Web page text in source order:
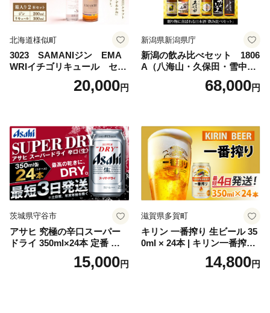
北海道様似町
3023 SAMANIジン EMA
WRIイチゴリキュール セッ
ト（箱入り）【大人の味 酒
お酒 洋酒 スピリッツ クラフ
セット 詰め合わせ カクテル
ソーダ割り アルコール ロッ
ク ソーダ ジントニック 】
20,000円
新潟県新潟県庁
新潟の飲み比べセット 1806
A（八海山・久保田・雪中
梅・越乃寒梅・かたふね・千
68,000円
茨城県守谷市
アサヒ 究極の辛口スーパー
ドライ 350ml×24本 定番 ビー
ル 缶ビール 酒 お酒 アルコー
15,000円
滋賀県多賀町
キリン 一番搾り 生ビール 35
0ml × 24本 | キリン一番搾り
キリンビール 一番搾り ビー
ル 24缶 きりんいちばんしぼ
14,800円